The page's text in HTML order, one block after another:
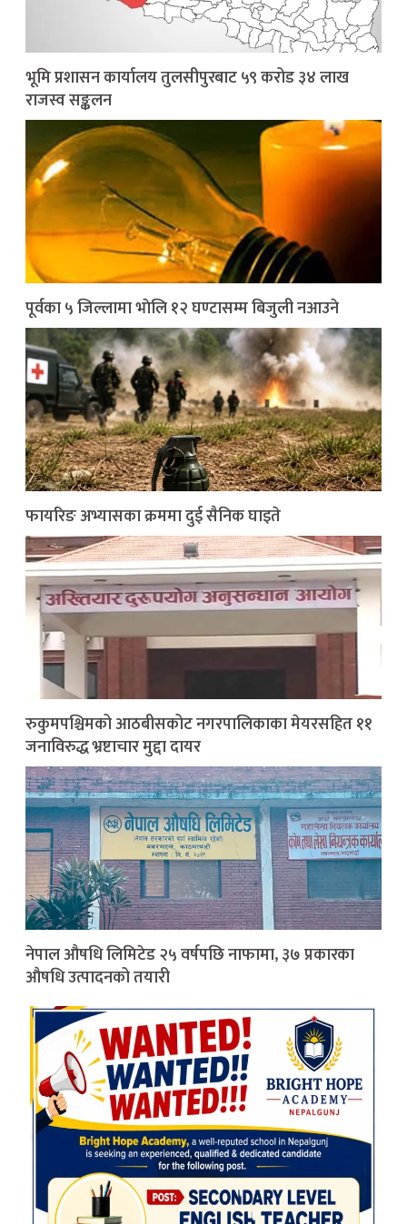
भूमि प्रशासन कार्यालय तुलसीपुरबाट ५९ करोड ३४ लाख
राजस्व सङ्कलन
पूर्वका ५ जिल्लामा भाेलि १२ घण्टासम्म बिजुली नआउने
फायरिङ अभ्यासका क्रममा दुई सैनिक घाइते
रुकुमपश्चिमको आठबीसकोट नगरपालिकाका मेयरसहित ११
जनाविरुद्ध भ्रष्टाचार मुद्दा दायर
नेपाल औषधि लिमिटेड २५ वर्षपछि नाफामा, ३७ प्रकारका
औषधि उत्पादनको तयारी